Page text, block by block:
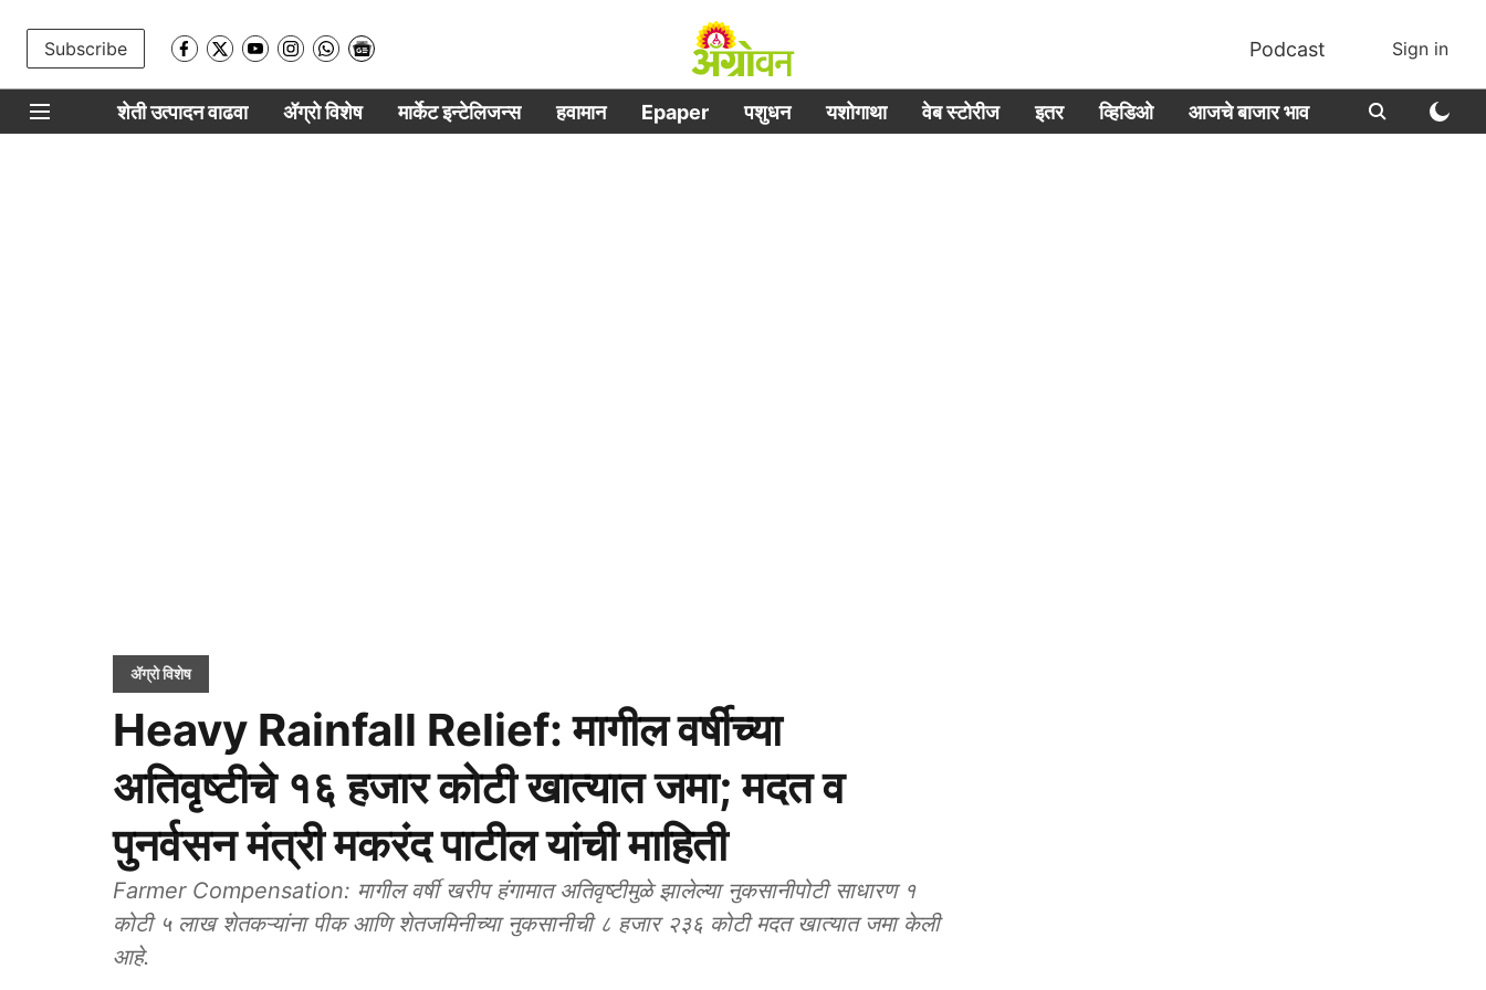
Subscribe Podcast Sign in
शेती उत्पादन वाढवा ॲग्रो विशेष मार्केट इन्टेलिजन्स हवामान Epaper पशुधन यशोगाथा वेब स्टोरीज इतर व्हिडिओ आजचे बाजार भाव
ॲग्रो विशेष
Heavy Rainfall Relief: मागील वर्षीच्या
अतिवृष्टीचे १६ हजार कोटी खात्यात जमा; मदत व
पुनर्वसन मंत्री मकरंद पाटील यांची माहिती
Farmer Compensation: मागील वर्षी खरीप हंगामात अतिवृष्टीमुळे झालेल्या नुकसानीपोटी साधारण १
कोटी ५ लाख शेतकऱ्यांना पीक आणि शेतजमिनीच्या नुकसानीची ८ हजार २३६ कोटी मदत खात्यात जमा केली
आहे.